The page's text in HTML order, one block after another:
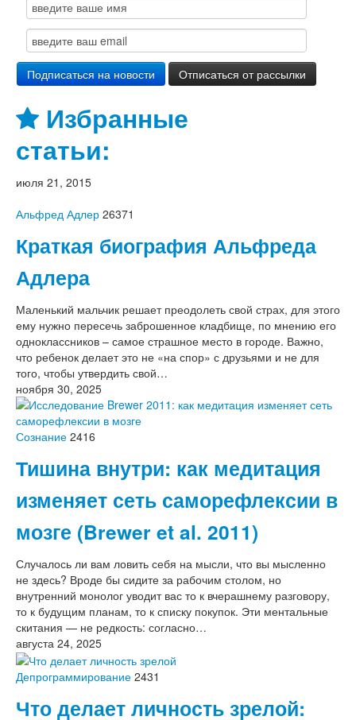
Избранные
статьи:
июля 21, 2015
Альфред Адлер 26371
Краткая биография Альфреда
Адлера
Маленький мальчик решает преодолеть свой страх, для этого
ему нужно пересечь заброшенное кладбище, по мнению его
одноклассников – самое страшное место в городе. Важно,
что ребенок делает это не «на спор» с друзьями и не для
того, чтобы утвердить свой…
ноября 30, 2025
Сознание 2416
Тишина внутри: как медитация
изменяет сеть саморефлексии в
мозге (Brewer et al. 2011)
Случалось ли вам ловить себя на мысли, что вы мысленно
не здесь? Вроде бы сидите за рабочим столом, но
внутренний монолог уводит вас то к вчерашнему разговору,
то к будущим планам, то к списку покупок. Эти ментальные
скитания — не редкость: согласно…
августа 24, 2025
Депрограммирование 2431
Что делает личность зрелой: